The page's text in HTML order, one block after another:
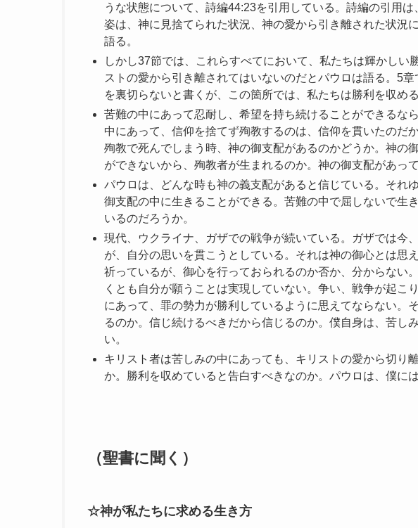
うな状態について、詩編44:23を引用している。詩編の引用
姿は、神に見捨てられた状況、神の愛から引き離された状況
語る。
しかし37節では、これらすべてにおいて、私たちは輝かしい
ストの愛から引き離されてはいないのだとパウロは語る。5
を裏切らないと書くが、この箇所では、私たちは勝利を収め
苦難の中にあって忍耐し、希望を持ち続けることができるな
中にあって、信仰を捨てず殉教するのは、信仰を貫いたのだ
殉教で死んでしまう時、神の御支配があるのかどうか。神の
ができないから、殉教者が生まれるのか。神の御支配があっ
パウロは、どんな時も神の義支配があると信じている。それ
御支配の中に生きることができる。苦難の中で屈しないで生
いるのだろうか。
現代、ウクライナ、ガザでの戦争が続いている。ガザでは今
が、自分の思いを貫こうとしている。それは神の御心とは思
祈っているが、御心を行っておられるのか否か、分からない
くとも自分が願うことは実現していない。争い、戦争が起こ
にあって、罪の勢力が勝利しているように思えてならない。
るのか。信じ続けるべきだから信じるのか。僕自身は、苦し
い。
キリスト者は苦しみの中にあっても、キリストの愛から切り
か。勝利を収めていると告白すべきなのか。パウロは、僕に
（聖書に聞く）
☆神が私たちに求める生き方